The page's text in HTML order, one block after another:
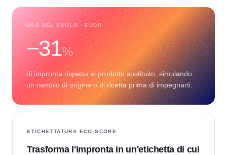
USO DEL SUOLO · EUDR
−31%
di impronta rispetto al prodotto sostituito, simulando
un cambio di origine o di ricetta prima di impegnarti.
ETICHETTATURA ECO-SCORE
Trasforma l'impronta in un'etichetta di cui